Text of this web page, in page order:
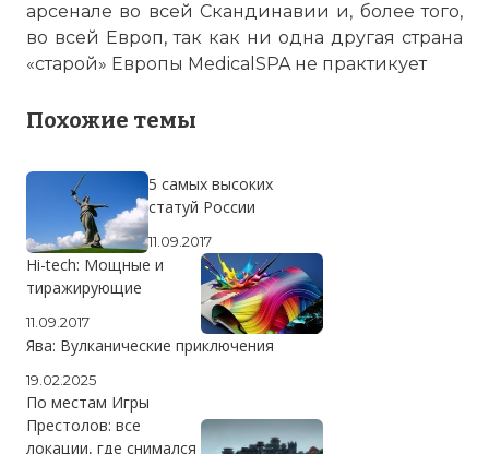
арсенале во всей Скандинавии и, более того,
во всей Европ, так как ни одна другая страна
«старой» Европы MedicalSPA не практикует
Похожие темы
5 самых высоких
статуй России
11.09.2017
Hi-tech: Мощные и
тиражирующие
11.09.2017
Ява: Вулканические приключения
19.02.2025
По местам Игры
Престолов: все
локации, где снимался